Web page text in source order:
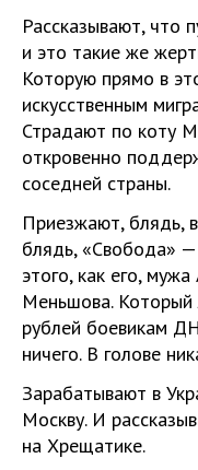
Рассказывают, что
и это такие же
Которую прямо в
искусственным
Страдают по коту
откровенно
соседней страны.
Приезжают, блядь,
блядь, «Свобода»
этого, как его,
Меньшова. Который
рублей боевикам
ничего. В голове
Зарабатывают в
Москву. И
на Хрещатике.